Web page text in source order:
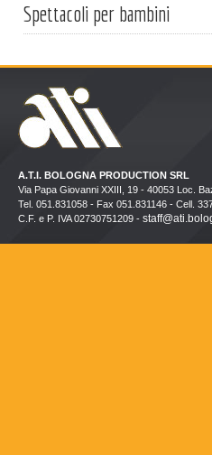
Spettacoli per bambini
A.T.I. BOLOGNA PRODUCTION SRL
Via Papa Giovanni XXIII, 19 - 40053 Loc.
Tel. 051.831058 - Fax 051.831146 - Cell.
C.F. e P. IVA 02730751209 -